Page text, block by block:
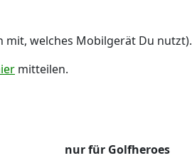
welches Mobilgerät Du nutzt).
mitteilen.
nur für Golfheroes